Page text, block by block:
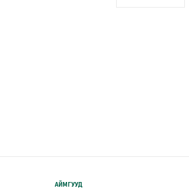
АЙМГУУД